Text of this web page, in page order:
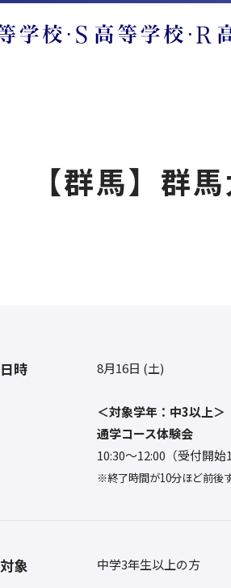
【群馬】群
日時 8月16日 (土)
＜対象学年：中3以上＞
通学コース体験会
10:30〜12:00（受付開始
※終了時間が10分ほど前後
対象 中学3年生以上の方